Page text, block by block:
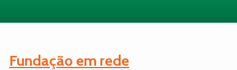
Fundação em rede